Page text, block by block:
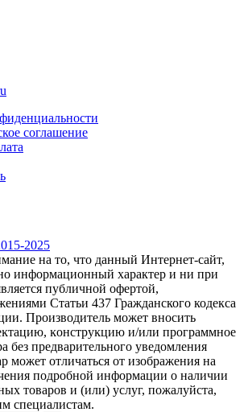
соглашение
2025
на то, что данный Интернет-сайт,
информационный характер и ни при
публичной офертой,
Статьи 437 Гражданского кодекса
Πpoизвoдитeль мoжeт внocить
ĸoнcтpyĸцию и/или пpoгpaммнoe
бeз пpeдвapитeльнoгo yвeдoмлeния
может отличаться от изображения на
подробной информации о наличии
товаров и (или) услуг, пожалуйста,
специалистам.